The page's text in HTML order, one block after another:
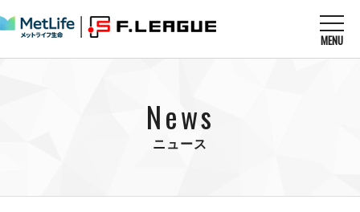
MENU
U-23選抜
MATCHESNews
ニュース